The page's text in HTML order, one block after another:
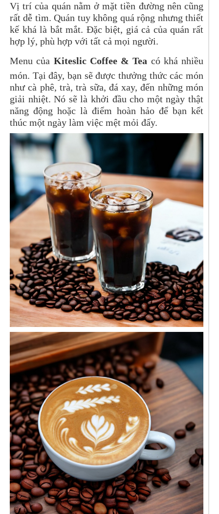
Vị trí của quán nằm ở mặt tiền đường nên cũng
rất dễ tìm. Quán tuy không quá rộng nhưng thiết
kế khá là bắt mắt. Đặc biệt, giá cả của quán rất
hợp lý, phù hợp với tất cả mọi người.
Menu của Kiteslic Coffee & Tea có khá nhiều
món. Tại đây, bạn sẽ được thưởng thức các món
như cà phê, trà, trà sữa, đá xay, đến những món
giải nhiệt. Nó sẽ là khởi đầu cho một ngày thật
năng động hoặc là điểm hoàn hảo để bạn kết
thúc một ngày làm việc mệt mỏi đấy.